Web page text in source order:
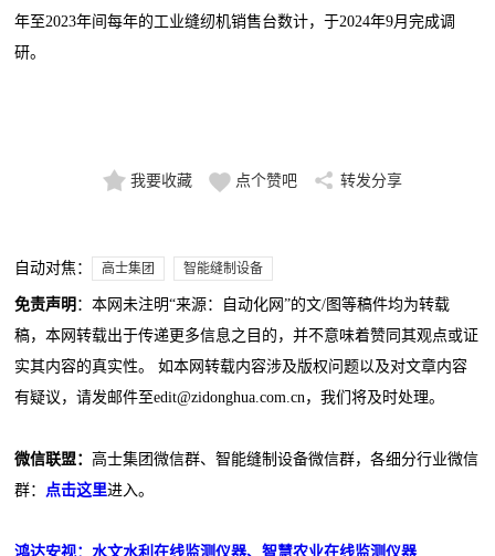
年至2023年间每年的工业缝纫机销售台数计，于2024年9月完成调
研。
我要收藏 点个赞吧 转发分享
自动对焦： 高士集团 智能缝制设备
免责声明 ：本网未注明“来源：自动化网”的文/图等稿件均为转载
稿，本网转载出于传递更多信息之目的，并不意味着赞同其观点或证
实其内容的真实性。 如本网转载内容涉及版权问题以及对文章内容
有疑议，请发邮件至edit@zidonghua.com.cn，我们将及时处理。
微信联盟： 高士集团微信群、智能缝制设备微信群，各细分行业微信
群：
点击这里进入。
鸿达安视：水文水利在线监测仪器、智慧农业在线监测仪器